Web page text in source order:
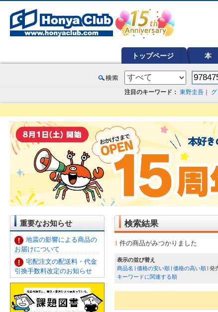
トップページ 本
注目のキーワード： 東野圭吾
重要なお知らせ
地震の影響による商品の
お届けについて
宅配注文の配送料・代金
引換手数料改定のお知らせ
検索結果
1 件の商品がみつかりました
表示の並び替え
商品名
価格の安い順 価格の高い順 発
キーワードに関連する順